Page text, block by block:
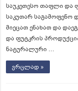
საუკეთესო თაფლი და
საკუთარ საგამოფენო
მიეცათ ენახათ და
და ფუტკრის
ნატურალური …
ვრცლად »